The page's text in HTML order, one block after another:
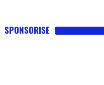
SPONSORISE